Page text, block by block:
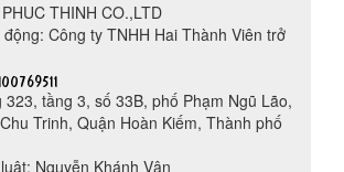
THINH CO.,LTD
Công ty TNHH Hai Thành Viên trở
tầng 3, số 33B, phố Phạm Ngũ Lão,
Trinh, Quận Hoàn Kiếm, Thành phố
Nguyễn Khánh Vân